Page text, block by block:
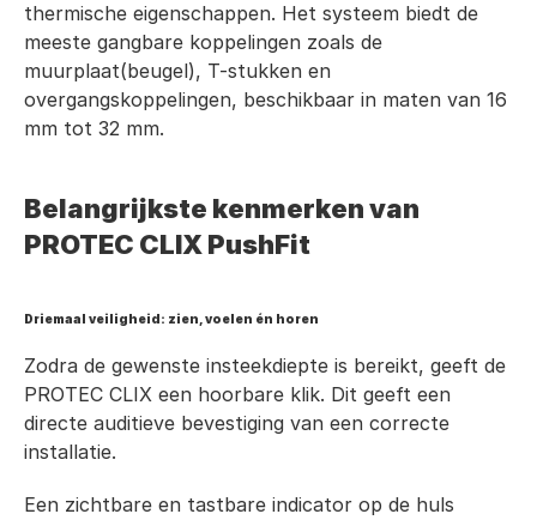
thermische eigenschappen. Het systeem biedt de
meeste gangbare koppelingen zoals de
muurplaat(beugel), T-stukken en
overgangskoppelingen, beschikbaar in maten van 16
mm tot 32 mm.
Belangrijkste kenmerken van
PROTEC CLIX PushFit
Driemaal veiligheid: zien, voelen én horen
Zodra de gewenste insteekdiepte is bereikt, geeft de
PROTEC CLIX een hoorbare klik. Dit geeft een
directe auditieve bevestiging van een correcte
installatie.
Een zichtbare en tastbare indicator op de huls